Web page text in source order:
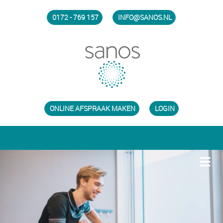
0172 - 769 157 INFO@SANOS.NL
ONLINE AFSPRAAK MAKEN LOGIN